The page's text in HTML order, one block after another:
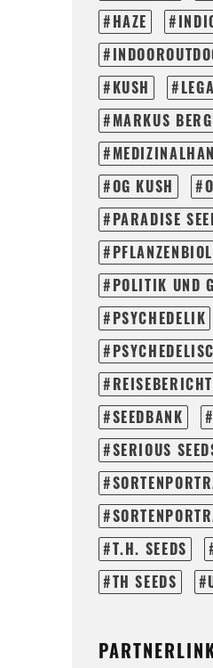
HAZE
KUSH
MARKUS
OG KUSH
PARADISE
POLITIK UND
PSYCHEDELIK
REISEBERICHT
SEEDBANK
SERIOUS
T.H. SEEDS
TH SEEDS